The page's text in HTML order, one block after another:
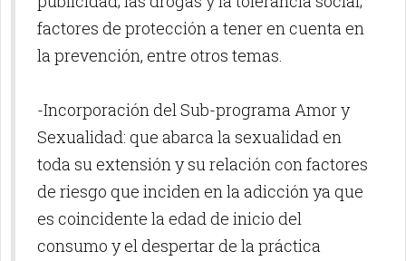
factores de protección a tener en cuenta en
la prevención, entre otros temas.
-Incorporación del Sub-programa Amor y
Sexualidad: que abarca la sexualidad en
toda su extensión y su relación con factores
de riesgo que inciden en la adicción ya que
es coincidente la edad de inicio del
consumo y el despertar de la práctica